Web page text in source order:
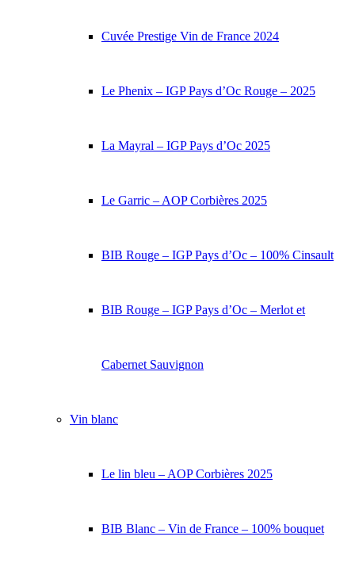
Cuvée Prestige Vin de France 2024
Le Phenix – IGP Pays d’Oc Rouge – 2025
La Mayral – IGP Pays d’Oc 2025
Le Garric – AOP Corbières 2025
BIB Rouge – IGP Pays d’Oc – 100% Cinsault
BIB Rouge – IGP Pays d’Oc – Merlot et
Cabernet Sauvignon
Vin blanc
Le lin bleu – AOP Corbières 2025
BIB Blanc – Vin de France – 100% bouquet